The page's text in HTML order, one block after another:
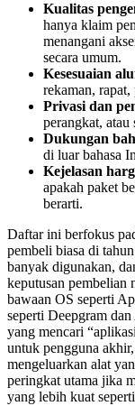
Kualitas
hanya klaim
menangani
secara umum.
Kesesuaian
rekaman,
Privasi dan
perangkat, atau
Dukungan
di luar bahasa
Kejelasan
apakah paket
berarti.
Daftar ini berfokus
pembeli biasa di
banyak digunakan,
keputusan pembelian
bawaan OS seperti
seperti Deepgram
yang mencari
untuk pengguna
mengeluarkan alat
peringkat utama jika
yang lebih kuat